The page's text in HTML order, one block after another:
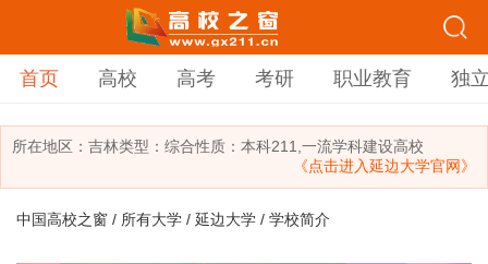
首页 高校 高考 考研 职业教育 独
所在地区： 吉林类型： 综合性质：本科211,一流学科建设高校
《点击进入延边大学官网》
中国高校之窗 / 所有大学 / 延边大学 / 学校简介